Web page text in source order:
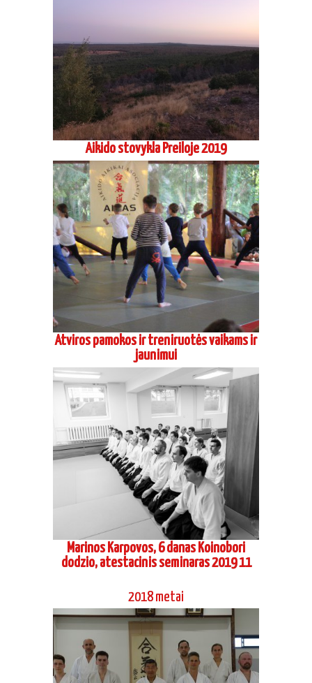
Aikido stovykla Preiloje 2019
Atviros pamokos ir treniruotės vaikams ir
jaunimui
Marinos Karpovos, 6 danas Koinobori
dodzio, atestacinis seminaras 2019 11
2018 metai